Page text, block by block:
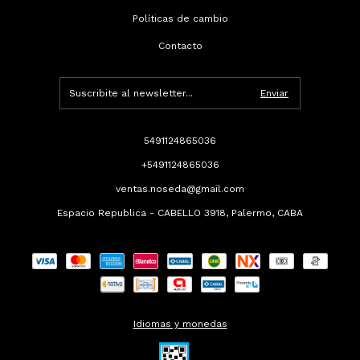
Políticas de cambio
Contacto
5491124865036
+5491124865036
ventas.noseda@gmail.com
Espacio Republica - CABELLO 3918, Palermo, CABA
Idiomas y monedas